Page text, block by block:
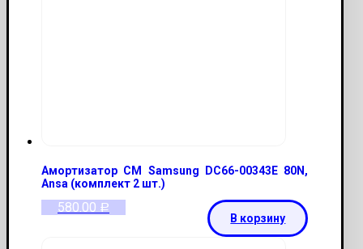
Амортизатор СМ Samsung DC66-00343E 80N,
Ansa (комплект 2 шт.)
580.00 Р
В корзину